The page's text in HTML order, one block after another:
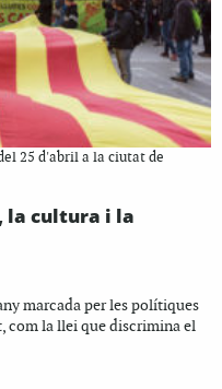
25 d'abril a la ciutat de
la cultura i la
marcada per les polítiques
com la llei que discrimina el